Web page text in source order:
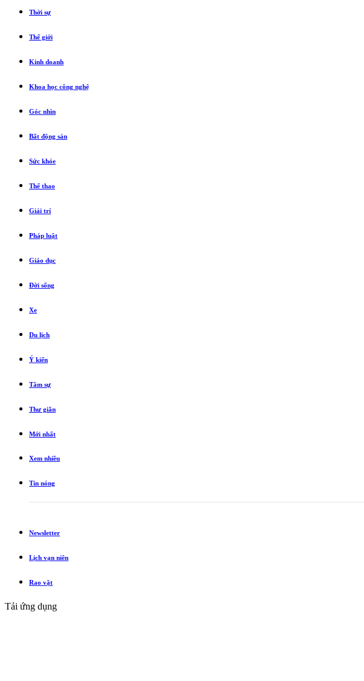
Thời sự
Thế giới
Kinh doanh
Khoa học công nghệ
Góc nhìn
Bất động sản
Sức khỏe
Thể thao
Giải trí
Pháp luật
Giáo dục
Đời sống
Xe
Du lịch
Ý kiến
Tâm sự
Thư giãn
Mới nhất
Xem nhiều
Tin nóng
Newsletter
Lịch vạn niên
Rao vặt
Tải ứng dụng